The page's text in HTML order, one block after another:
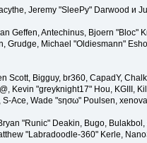
Jeremy "SleePy" Darwood и
Geffen, Antechinus, Bjoern "Bloc"
Michael "Oldiesmann"
Scott, Bigguy, br360, CapadY,
Kevin "greyknight17" Hou, KGIII,
Ace, Wade "sησω" Poulsen,
"Runic" Deakin, Bugo,
"Labradoodle-360" Kerle,